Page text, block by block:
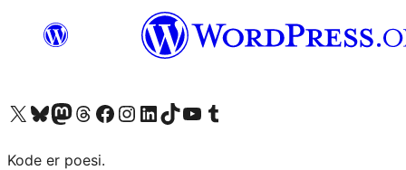
Besøg vores X (tidligere Twitter) konto
Besøg vores Bluesky-konto
Besøg vores Mastodon konto
Besøg vores Threads-konto
Besøg vores Facebook sideBesøg vores Instagram konto
Besøg vores LinkedIn konto
Besøg vores TikTok-konto
Besøg vores YouTube-kanalBesøg vores Tumblr-konto
Kode er poesi.